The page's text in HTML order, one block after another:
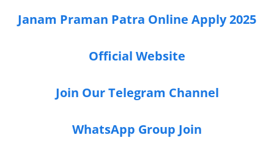
Janam Praman Patra Online Apply 2025
Official Website
Join Our Telegram Channel
WhatsApp Group Join